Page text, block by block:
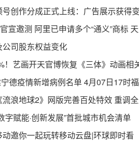
创作分成正式上线：广告展示获得
宣邀测 阿里已申请多个“通义”商标
司股东权益变化
！艺画开天官博恢复《三体》动画相
德疫情新增病例名单 4月07日17时
浪地球2》网版完善百处特效 重调
字赋能·创新发展”首批城市机会清单
邀你一起玩转移动云盘|环球即时看